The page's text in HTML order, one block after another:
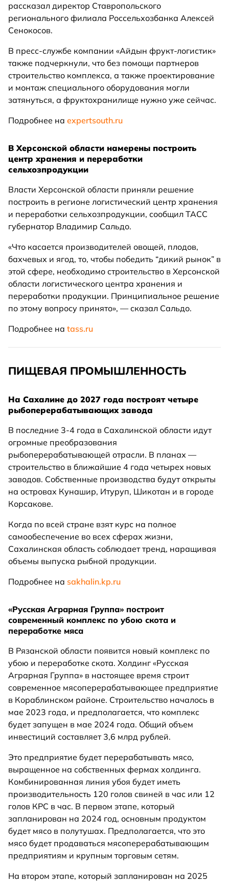
рассказал директор Ставропольского
регионального филиала Россельхозбанка Алексей
Сенокосов.
В пресс-службе компании «Айдын фрукт-логистик»
также подчеркнули, что без помощи партнеров
строительство комплекса, а также проектирование
и монтаж специального оборудования могли
затянуться, а фруктохранилище нужно уже сейчас.
Подробнее на expertsouth.ru
В Херсонской области намерены построить
центр хранения и переработки
сельхозпродукции
Власти Херсонской области приняли решение
построить в регионе логистический центр хранения
и переработки сельхозпродукции, сообщил ТАСС
губернатор Владимир Сальдо.
«Что касается производителей овощей, плодов,
бахчевых и ягод, то, чтобы победить “дикий рынок” в
этой сфере, необходимо строительство в Херсонской
области логистического центра хранения и
переработки продукции. Принципиальное решение
по этому вопросу принято», — сказал Сальдо.
Подробнее на tass.ru
ПИЩЕВАЯ ПРОМЫШЛЕННОСТЬ
На Сахалине до 2027 года построят четыре
рыбоперерабатывающих завода
В последние 3-4 года в Сахалинской области идут
огромные преобразования
рыбоперерабатывающей отрасли. В планах —
строительство в ближайшие 4 года четырех новых
заводов. Собственные производства будут открыты
на островах Кунашир, Итуруп, Шикотан и в городе
Корсакове.
Когда по всей стране взят курс на полное
самообеспечение во всех сферах жизни,
Сахалинская область соблюдает тренд, наращивая
объемы выпуска рыбной продукции.
Подробнее на sakhalin.kp.ru
«Русская Аграрная Группа» построит
современный комплекс по убою скота и
переработке мяса
В Рязанской области появится новый комплекс по
убою и переработке скота. Холдинг «Русская
Аграрная Группа» в настоящее время строит
современное мясоперерабатывающее предприятие
в Кораблинском районе. Строительство началось в
мае 2023 года, и предполагается, что комплекс
будет запущен в мае 2024 года. Общий объем
инвестиций составляет 3,6 млрд рублей.
Это предприятие будет перерабатывать мясо,
выращенное на собственных фермах холдинга.
Комбинированная линия убоя будет иметь
производительность 120 голов свиней в час или 12
голов КРС в час. В первом этапе, который
запланирован на 2024 год, основным продуктом
будет мясо в полутушах. Предполагается, что это
мясо будет продаваться мясоперерабатывающим
предприятиям и крупным торговым сетям.
На втором этапе, который запланирован на 2025